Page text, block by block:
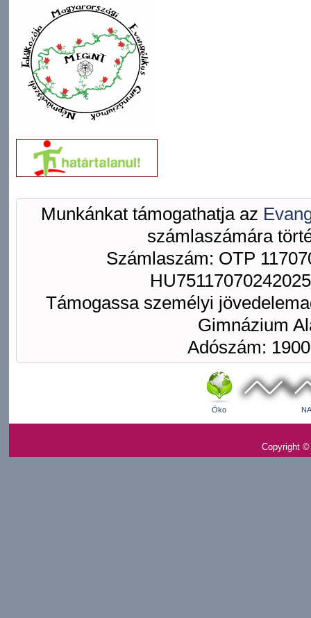
Munkánkat támogathatja az
számlaszámára
Számlaszám: OTP
Támogassa személyi
Gimnázium
Adószám:
Öko
Copyright